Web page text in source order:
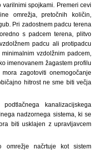
spojkami. Premeri cevi
omrežja, pretočnih količin,
Pri zadostnem padcu terena
s padcem terena, plitvo
padcu ali protipadcu
vzdolžnim padcem,
imenovanem žagastem profilu
zagotoviti onemogočanje
hitrost ne sme biti večja
kanalizacijskega
nadzornega sistema, ki se
biti usklajen z upravljavcem
omrežje načrtuje kot sistem